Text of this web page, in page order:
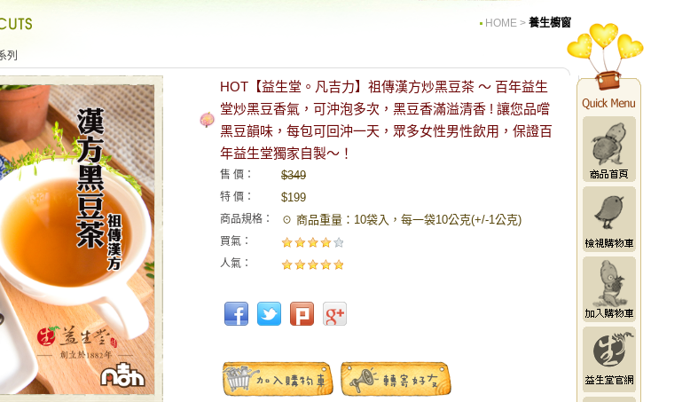
HOME > 養生櫥窗
列
HOT【益生堂。凡吉力】祖傳漢方炒黑豆茶 ～ 百年益生
堂炒黑豆香氣，可沖泡多次，黑豆香滿溢清香 ! 讓您品嚐
黑豆韻味，每包可回沖一天，眾多女性男性飲用，保證百
年益生堂獨家自製～！
售 價： $349
特 價： $199
商品規格： ☉ 商品重量：10袋入，每一袋10公克(+/-1公克)
買氣：
人氣：